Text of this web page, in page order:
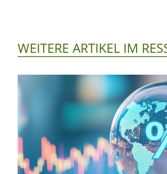
WEITERE ARTIKEL IM